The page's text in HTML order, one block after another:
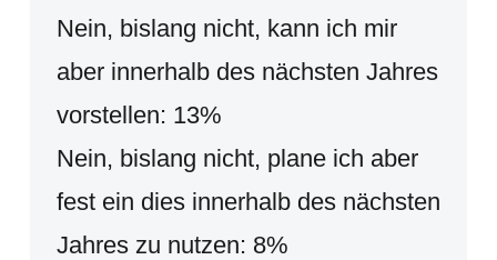
Nein, bislang nicht, kann ich mir
aber innerhalb des nächsten Jahres
vorstellen: 13%
Nein, bislang nicht, plane ich aber
fest ein dies innerhalb des nächsten
Jahres zu nutzen: 8%